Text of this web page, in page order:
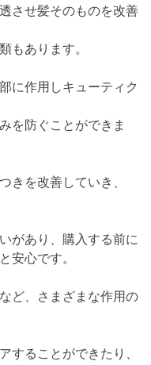
させ髪そのものを改善
もあります。
に作用しキューティク
を防ぐことができま
きを改善していき、
があり、購入する前に
安心です。
ど、さまざまな作用の
することができたり、